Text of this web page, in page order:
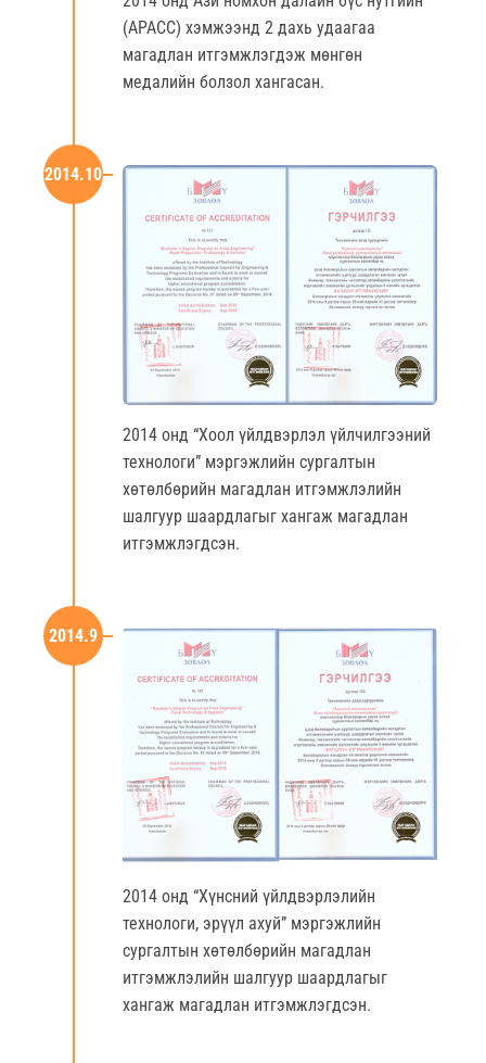
(АРАСС) хэмжээнд 2 дахь удаагаа
магадлан итгэмжлэгдэж мөнгөн
медалийн болзол хангасан.
2014.10
2014 онд “Хоол үйлдвэрлэл үйлчилгээний
технологи” мэргэжлийн сургалтын
хөтөлбөрийн магадлан итгэмжлэлийн
шалгуур шаардлагыг хангаж магадлан
итгэмжлэгдсэн.
2014.9
2014 онд “Хүнсний үйлдвэрлэлийн
технологи, эрүүл ахуй” мэргэжлийн
сургалтын хөтөлбөрийн магадлан
итгэмжлэлийн шалгуур шаардлагыг
хангаж магадлан итгэмжлэгдсэн.